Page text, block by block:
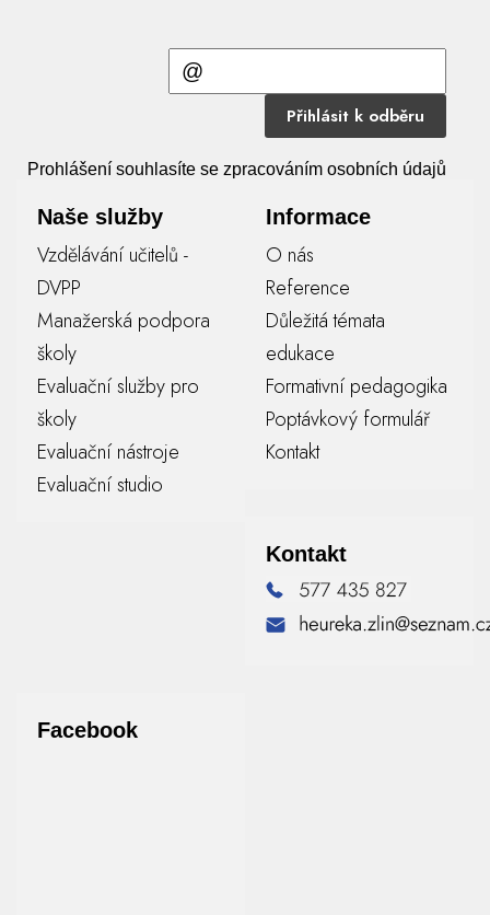
Přihlásit k odběru
Prohlášení souhlasíte se zpracováním osobních údajů
Naše služby
Vzdělávání učitelů -
DVPP
Manažerská podpora
školy
Evaluační služby pro
školy
Evaluační nástroje
Evaluační studio
Informace
O nás
Reference
Důležitá témata
edukace
Formativní pedagogika
Poptávkový formulář
Kontakt
Kontakt
Facebook